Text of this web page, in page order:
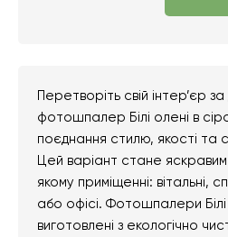
Перетворіть свій інтер’єр
фотошпалер Білі олені в
поєднання стилю, якості та
Цей варіант стане
якому приміщенні: вітальні,
або офісі. Фотошпалери Білі
виготовлені з екологічно